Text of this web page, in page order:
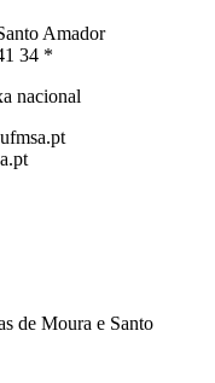
Amador
34 *
nacional
de Moura e Santo